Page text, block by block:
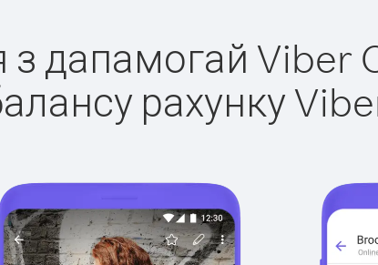
з дапамогай
рахунку